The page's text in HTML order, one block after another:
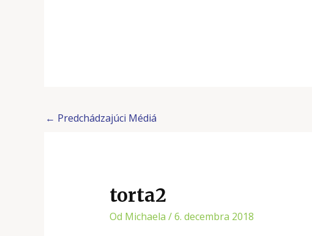
← Predchádzajúci Médiá
torta2
Od Michaela /6. decembra 2018